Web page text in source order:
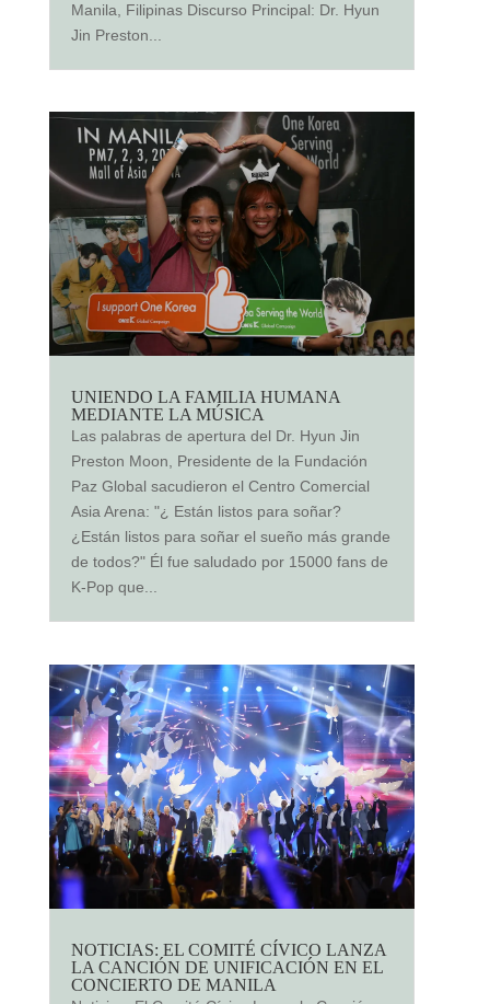
Manila, Filipinas Discurso Principal: Dr. Hyun
Jin Preston...
UNIENDO LA FAMILIA HUMANA
MEDIANTE LA MÚSICA
Las palabras de apertura del Dr. Hyun Jin
Preston Moon, Presidente de la Fundación
Paz Global sacudieron el Centro Comercial
Asia Arena: "¿ Están listos para soñar?
¿Están listos para soñar el sueño más grande
de todos?" Él fue saludado por 15000 fans de
K-Pop que...
NOTICIAS: EL COMITÉ CÍVICO LANZA
LA CANCIÓN DE UNIFICACIÓN EN EL
CONCIERTO DE MANILA